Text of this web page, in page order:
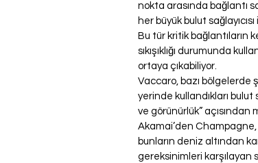
nokta arasında bağlantı
her büyük bulut
Bu tür kritik bağlantıların
sıkışıklığı durumunda
ortaya çıkabiliyor.
Vaccaro, bazı bölgelerde
yerinde kullandıkları bulut
ve görünürlük” açısından
Akamai’den Champagne,
bunların deniz altından
gereksinimleri karşılayan